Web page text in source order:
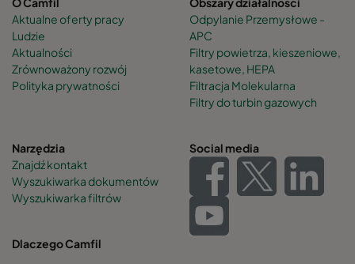
Aktualne oferty pracy
Ludzie
Aktualności
Zrównoważony rozwój
Polityka prywatności
Odpylanie Przemysłowe -
APC
Filtry powietrza, kieszeniowe,
kasetowe, HEPA
Filtracja Molekularna
Filtry do turbin gazowych
Narzędzia
Znajdź kontakt
Wyszukiwarka dokumentów
Wyszukiwarka filtrów
Social media
Dlaczego Camfil